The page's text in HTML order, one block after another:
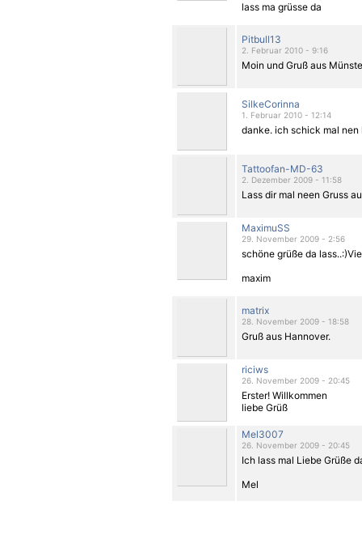
lass ma grüsse da
Pitbull13
2. Februar 2010 - 9:16
Moin und Gruß aus
SilkeCorinna
1. Februar 2010 - 12:14
danke. ich schick mal
Tattoofan-MD-63
2. Dezember 2009 - 11:58
Lass dir mal neen Gruss
MaximuSS
29. November 2009 - 2:56
schöne grüße da
maxim
matrix
28. November 2009 - 18:58
Gruß aus Hannover.
riciws
26. November 2009 - 20:45
Erster! Willkommen
liebe Grüß
Mel3007
26. November 2009 - 20:45
Ich lass mal Liebe Grüße
Mel